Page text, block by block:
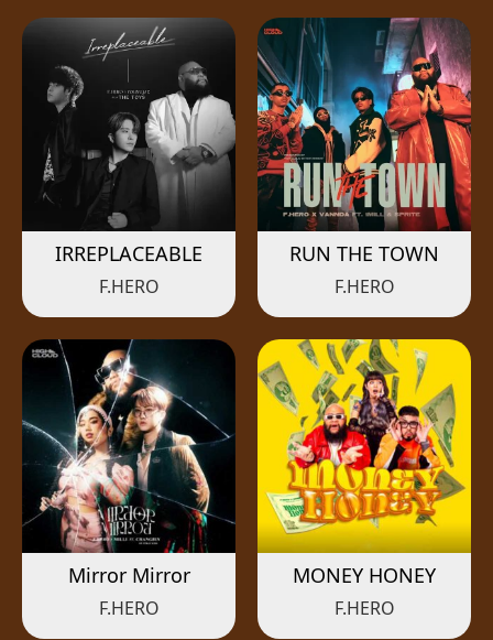
IRREPLACEABLE
F.HERO
RUN THE TOWN
F.HERO
Mirror Mirror
F.HERO
MONEY HONEY
F.HERO